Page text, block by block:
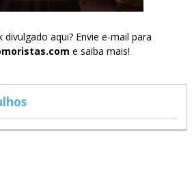
divulgado aqui? Envie e-mail para
e saiba mais!